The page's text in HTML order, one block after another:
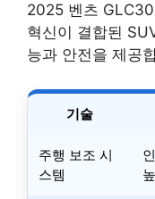
2025 벤츠
혁신이 결합된
능과 안전을 제공
기술
주행 보조 시
스템